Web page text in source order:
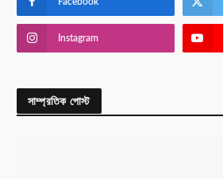
Instagram
সাম্প্রতিক পোস্ট